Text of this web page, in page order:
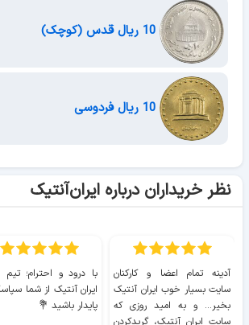
نظر خریداران درباره ایران‌آنتیک
آدینه تمام اعضا و کارکنان
سایت بسیار خوب ايران آنتیک
بخیر... و به امید روزی که
با درود و احترام؛
ایران آنتیک از شما
پایدار باشید 💐